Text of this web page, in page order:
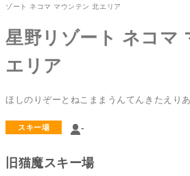
ゾート ネコマ マウンテン 北エリア
星野リゾート ネコマ
エリア
ほしのりぞーとねこままうんてんきたえりあ
スキー場 -
旧猫魔スキー場